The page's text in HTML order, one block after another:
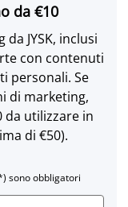
da €10
JYSK, inclusi
con contenuti
personali. Se
di marketing,
da utilizzare in
di €50).
sono obbligatori